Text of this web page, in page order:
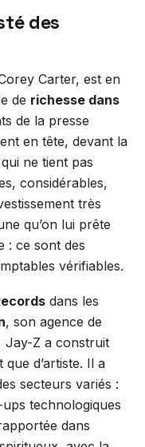
des
Carter, est en
de richesse dans
de la presse
en tête, devant la
ne tient pas
considérables,
très
qu’on lui prête
: ce sont des
vérifiables.
dans les
, son agence de
Jay-Z a construit
d’artiste. Il a
secteurs variés :
technologiques
dans